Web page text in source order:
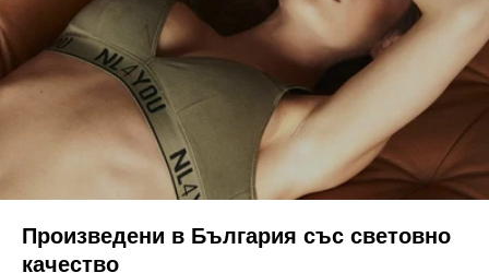
Произведени в България със световно
качество